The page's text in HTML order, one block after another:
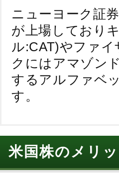
ニューヨーク証
が上場しており
ル:CAT)やファ
クにはアマゾン
するアルファベ
す。
米国株のメリ